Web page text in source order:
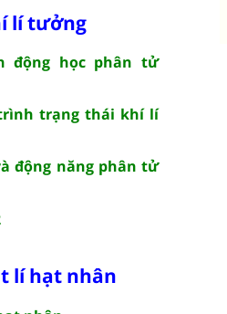
lí tưởng
động học phân tử
trạng thái khí lí
động năng phân tử
lí hạt nhân